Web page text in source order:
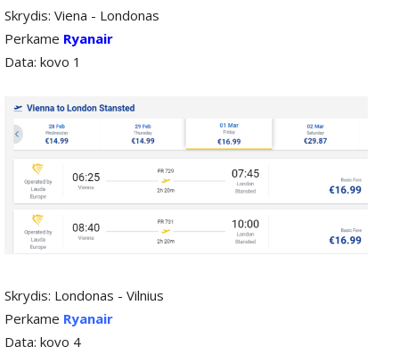
Skrydis: Viena - Londonas
Perkame Ryanair
Data: kovo 1
Skrydis: Londonas - Vilnius
Perkame Ryanair
Data: kovo 4